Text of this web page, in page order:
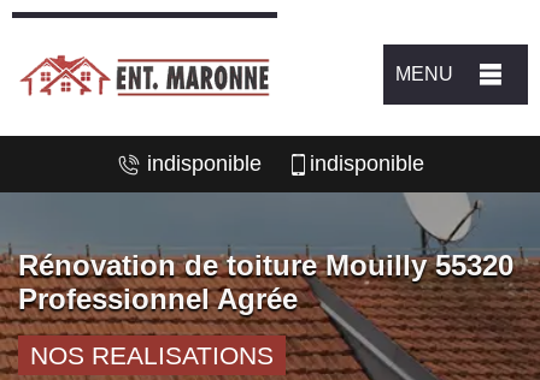
MENU
indisponible indisponible
Rénovation de toiture Mouilly 55320
Professionnel Agrée
NOS REALISATIONS